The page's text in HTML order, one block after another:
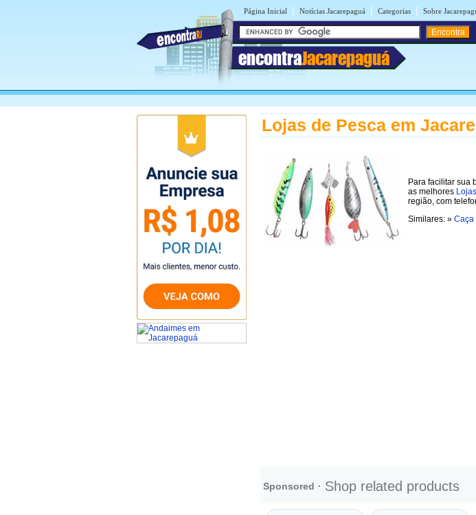
Página Inicial | Notícias Jacarepaguá | Categorias | Sobre
encontraJacarepaguá
Lojas de Pesca em
Para facilitar sua
as melhores
região, com
Similares: » Caça